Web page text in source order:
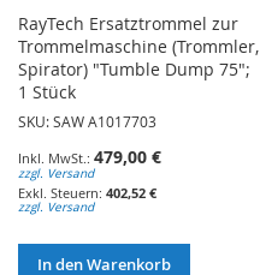
RayTech Ersatztrommel zur
Trommelmaschine (Trommler,
Spirator) "Tumble Dump 75";
1 Stück
SKU: SAW A1017703
479,00 €
zzgl. Versand
402,52 €
zzgl. Versand
In den Warenkorb